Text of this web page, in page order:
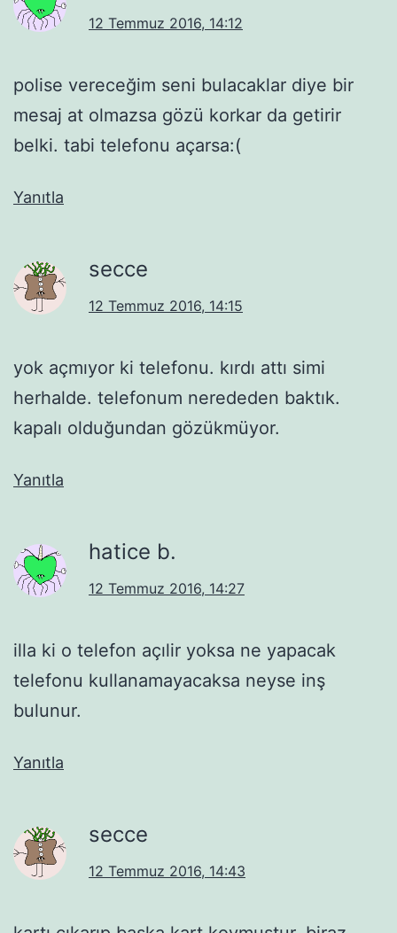
12 Temmuz 2016, 14:12
polise vereceğim seni bulacaklar diye bir
mesaj at olmazsa gözü korkar da getirir
belki. tabi telefonu açarsa:(
Yanıtla
secce
12 Temmuz 2016, 14:15
yok açmıyor ki telefonu. kırdı attı simi
herhalde. telefonum nerededen baktık.
kapalı olduğundan gözükmüyor.
Yanıtla
hatice b.
12 Temmuz 2016, 14:27
illa ki o telefon açılir yoksa ne yapacak
telefonu kullanamayacaksa neyse inş
bulunur.
Yanıtla
secce
12 Temmuz 2016, 14:43